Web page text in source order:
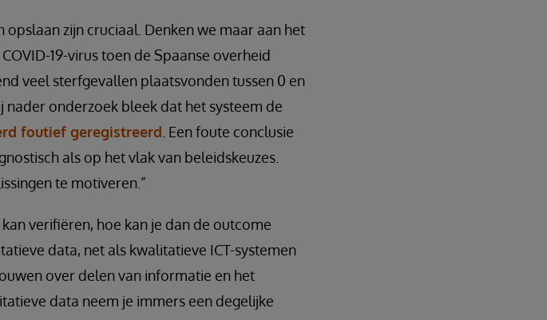
zijn cruciaal. Denken we maar aan het
19-virus toen de Spaanse overheid
veel sterfgevallen plaatsvonden tussen 0 en
nader onderzoek bleek dat het systeem de
foutief geregistreerd . Een foute conclusie
als op het vlak van beleidskeuzes.
te motiveren.”
verifiëren, hoe kan je dan de outcome
data, net als kwalitatieve ICT-systemen
over delen van informatie en het
data neem je immers een degelijke